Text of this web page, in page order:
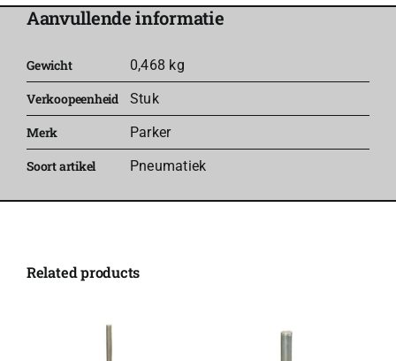
VA15HB2-
Parker
aantal
Aanvullende informatie
Gewicht
0,468 kg
Verkoopeenheid
Stuk
Merk
Parker
Soort artikel
Pneumatiek
Related products